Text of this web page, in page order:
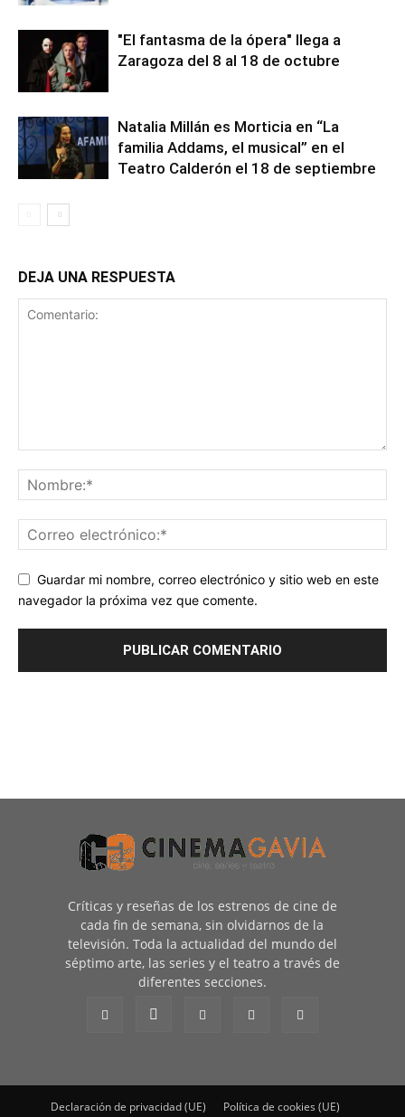
"El fantasma de la ópera" llega a
Zaragoza del 8 al 18 de octubre
Natalia Millán es Morticia en “La
familia Addams, el musical” en el
Teatro Calderón el 18 de septiembre
DEJA UNA RESPUESTA
Guardar mi nombre, correo electrónico y sitio web en este
navegador la próxima vez que comente.
Críticas y reseñas de los estrenos de cine de
cada fin de semana, sin olvidarnos de la
televisión. Toda la actualidad del mundo del
séptimo arte, las series y el teatro a través de
diferentes secciones.
Declaración de privacidad (UE) Política de cookies (UE)